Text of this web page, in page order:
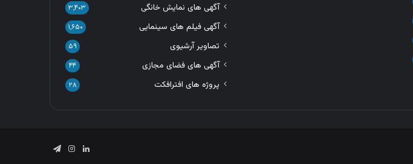
آگهی های نمایش خانگی ۳,۴۰۳
آگهی فیلم های سینمایی ۱,۶۵۰
تصاویر آرشیوی ۵۹
آگهی های فضای مجازی ۴۴
پروژه های افترافکت ۲۸
لینکدیناینستاگرام
تلگرام